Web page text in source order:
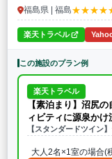
福島県 | 福島
楽天トラベル
この施設のプラン例
楽天トラベル
【素泊まり】沼尻
ィビティに源泉か
【スタンダードツイン
大人2名×1室の場合(